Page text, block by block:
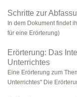
Schritte zur
In dem Dokument findet
für eine Erörterung)
Erörterung: Das
Unterrichtes
Eine Erörterung zum
Unterrichtes" Die